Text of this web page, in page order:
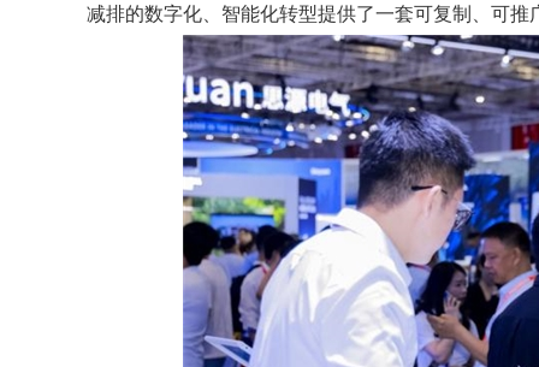
减排的数字化、智能化转型提供了一套可复制、可推